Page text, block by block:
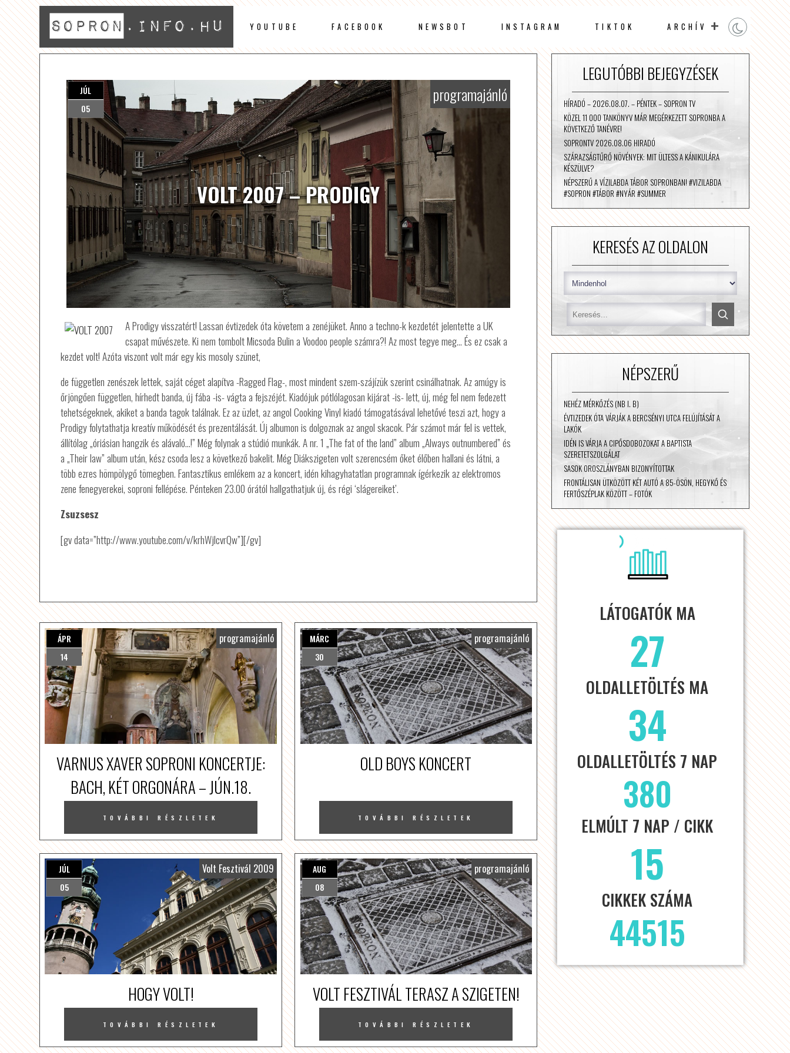
YOUTUBE FACEBOOK NEWSBOT INSTAGRAM TIKTOK ARCHÍV
VOLT 2007 – PRODIGY
JÚL
05
programajánló
A Prodigy visszatért! Lassan évtizedek óta követem a zenéjüket. Anno a techno-k kezdetét jelentette a UK
csapat művészete. Ki nem tombolt Micsoda Bulin a Voodoo people számra?! Az most tegye meg… És ez csak a
kezdet volt! Azóta viszont volt már egy kis mosoly szünet,
de független zenészek lettek, saját céget alapítva -Ragged Flag-, most mindent szem-szájízük szerint csinálhatnak. Az amúgy is
őrjöngően független, hírhedt banda, új fába -is- vágta a fejszéjét. Kiadójuk pótlólagosan kijárat -is- lett, új, még fel nem fedezett
tehetségeknek, akiket a banda tagok találnak. Ez az üzlet, az angol Cooking Vinyl kiadó támogatásával lehetővé teszi azt, hogy a
Prodigy folytathatja kreatív működését és prezentálását. Új albumon is dolgoznak az angol skacok. Pár számot már fel is vettek,
állítólag „óriásian hangzik és alávaló…!” Még folynak a stúdió munkák. A nr. 1 „The fat of the land” album „Always outnumbered” és
a „Their law” album után, kész csoda lesz a következő bakelit. Még Diákszigeten volt szerencsém őket élőben hallani és látni, a
több ezres hömpölygő tömegben. Fantasztikus emlékem az a koncert, idén kihagyhatatlan programnak ígérkezik az elektromos
zene fenegyerekei, soproni fellépése. Pénteken 23.00 órától hallgathatjuk új, és régi ‘slágereiket’.
Zsuzsesz
[gv data=”http://www.youtube.com/v/krhWjIcvrQw”][/gv]
ÁPR
14
programajánló
VARNUS XAVER SOPRONI KONCERTJE:
BACH, KÉT ORGONÁRA – JÚN.18.
TOVÁBBI RÉSZLETEK
MÁRC
30
programajánló
OLD BOYS KONCERT
TOVÁBBI RÉSZLETEK
JÚL
05
Volt Fesztivál 2009
HOGY VOLT!
TOVÁBBI RÉSZLETEK
AUG
08
programajánló
VOLT FESZTIVÁL TERASZ A SZIGETEN!
TOVÁBBI RÉSZLETEK
LEGUTÓBBI BEJEGYZÉSEK
HÍRADÓ – 2026.08.07. – PÉNTEK – SOPRON TV
KÖZEL 11 000 TANKÖNYV MÁR MEGÉRKEZETT SOPRONBA A
KÖVETKEZŐ TANÉVRE!
SOPRONTV 2026.08.06 HIRADÓ
SZÁRAZSÁGTŰRŐ NÖVÉNYEK: MIT ÜLTESS A KÁNIKULÁRA
KÉSZÜLVE?
NÉPSZERŰ A VÍZILABDA TÁBOR SOPRONBAN! #VIZILABDA
#SOPRON #TÁBOR #NYÁR #SUMMER
KERESÉS AZ OLDALON
NÉPSZERŰ
NEHÉZ MÉRKŐZÉS (NB I. B)
ÉVTIZEDEK ÓTA VÁRJÁK A BERCSÉNYI UTCA FELÚJÍTÁSÁT A
LAKÓK
IDÉN IS VÁRJA A CIPŐSDOBOZOKAT A BAPTISTA
SZERETETSZOLGÁLAT
SASOK OROSZLÁNYBAN BIZONYÍTOTTAK
FRONTÁLISAN ÜTKÖZÖTT KÉT AUTÓ A 85-ÖSÖN, HEGYKŐ ÉS
FERTŐSZÉPLAK KÖZÖTT – FOTÓK
LÁTOGATÓK MA
27
OLDALLETÖLTÉS MA
34
OLDALLETÖLTÉS 7 NAP
380
ELMÚLT 7 NAP / CIKK
15
CIKKEK SZÁMA
44515